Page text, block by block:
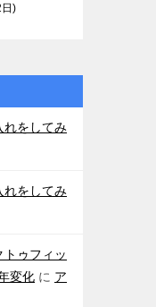
れをしてみ
れをしてみ
トゥフィッ
変化 に ア